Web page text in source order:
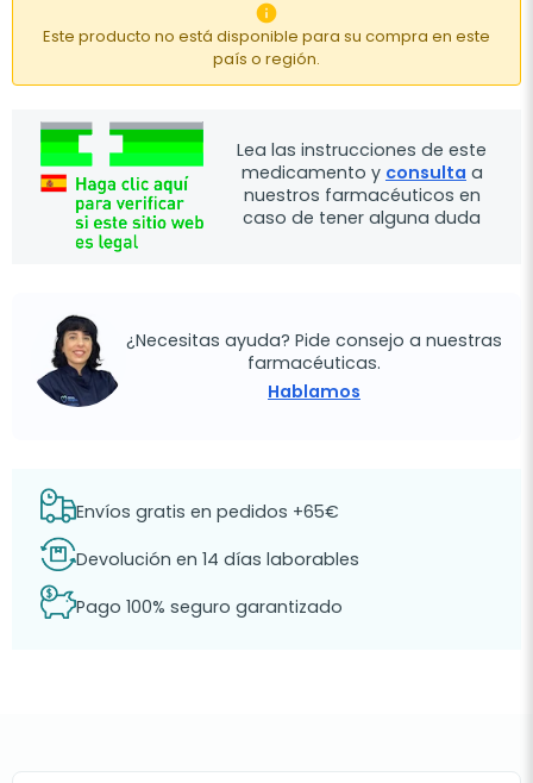

Este producto no está disponible para su compra en este
país o región.
Lea las instrucciones de este
medicamento y consulta a
nuestros farmacéuticos en
caso de tener alguna duda
¿Necesitas ayuda? Pide consejo a nuestras
farmacéuticas.
Hablamos
Envíos gratis en pedidos +65€
Devolución en 14 días laborables
Pago 100% seguro garantizado